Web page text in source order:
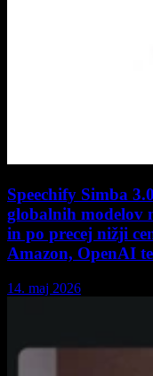
Speechify Simba
globalnih modelov
in po precej nižji
Amazon, OpenAI
14. maj 2026